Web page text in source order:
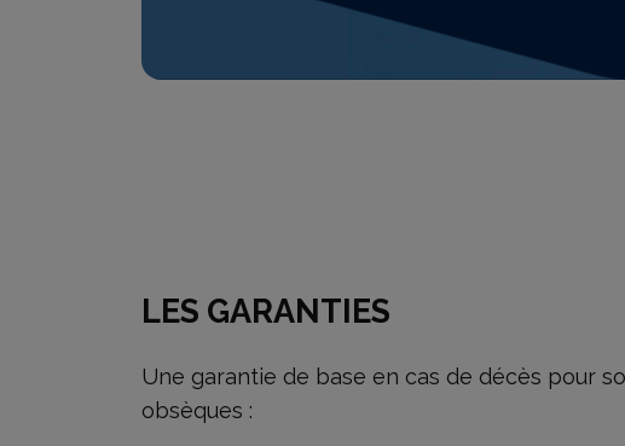
LES GARANTIES
Une garantie de base en cas de décès pour
obsèques :